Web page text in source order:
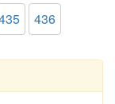
436